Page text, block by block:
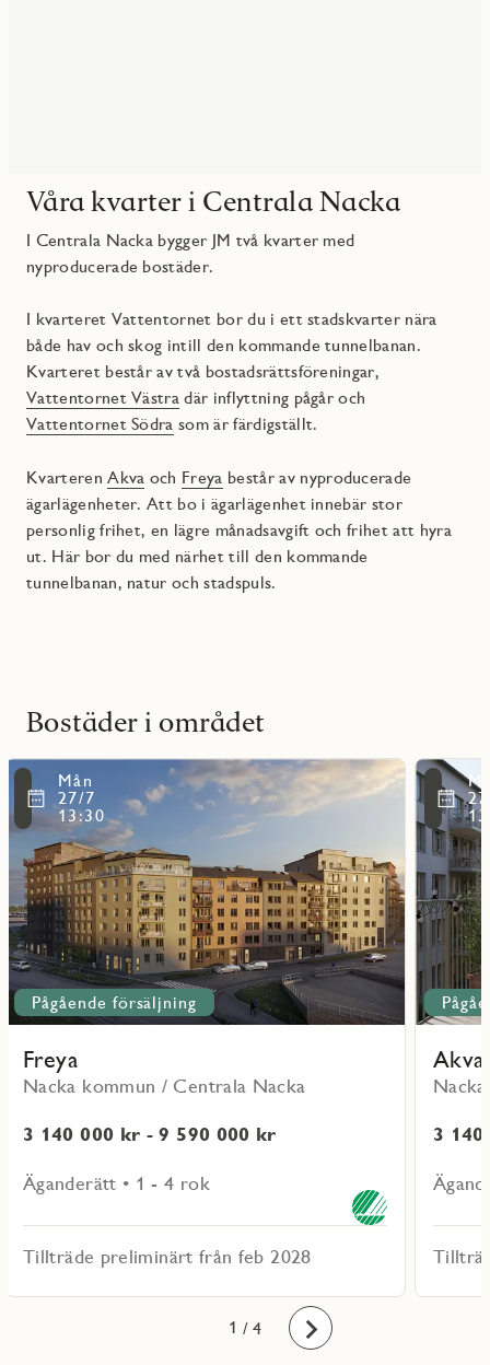
Våra kvarter i Centrala Nacka
I Centrala Nacka bygger JM två kvarter med
nyproducerade bostäder.
I kvarteret Vattentornet bor du i ett stadskvarter nära
både hav och skog intill den kommande tunnelbanan.
Kvarteret består av två bostadsrättsföreningar,
Vattentornet Västra där inflyttning pågår och
Vattentornet Södra som är färdigställt.
KvarterenAkva och Freya består av nyproducerade
ägarlägenheter. Att bo i ägarlägenhet innebär stor
personlig frihet, en lägre månadsavgift och frihet att hyra
ut. Här bor du med närhet till den kommande
tunnelbanan, natur och stadspuls.
Bostäder i området
Pågående försäljning
Freya
Nacka kommun / Centrala Nacka
3 140 000 kr - 9 590 000 kr
Äganderätt • 1 - 4 rok
Tillträde preliminärt från feb 2028
Mån
27/7
13:30
Läs
mer
om
Freya
Akva
3
Läs
mer
om
Akva
1
2
3
4 / 4 Framåt